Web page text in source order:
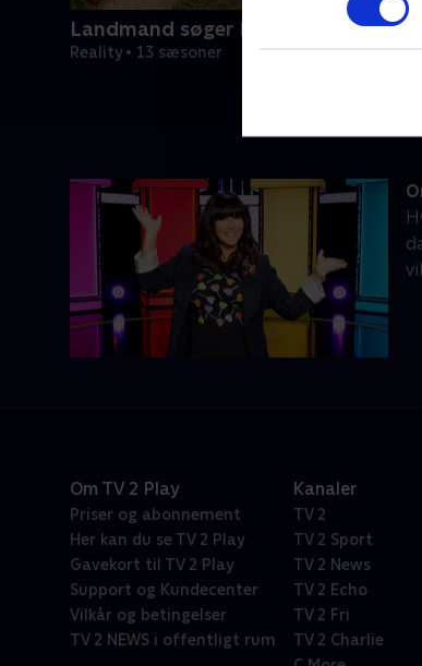
Landmand søger kærlighed
Reality • 13 sæsoner
Om TV 2 Play
Priser og abonnement
Her kan du se TV 2 Play
Gavekort til TV 2 Play
Support og Kundecenter
Vilkår og betingelser
TV 2 NEWS i offentligt rum
Kanaler
TV 2
TV 2 Sport
TV 2 News
TV 2 Echo
TV 2 Fri
TV 2 Charlie